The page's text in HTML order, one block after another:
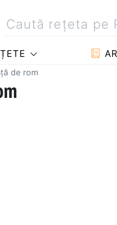
de rom